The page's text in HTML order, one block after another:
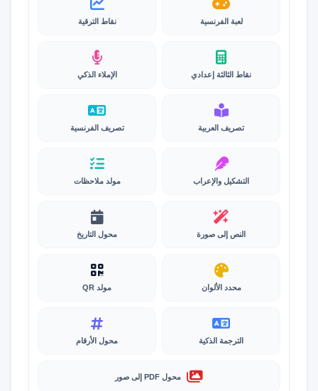
لعبة الفرنسية نقاط الترقية
نقاط الثالثة إعدادي الإملاء الذكي
تصريف العربية تصريف الفرنسية
التشكيل والإعراب مولد ملاحظات
النص إلى صورة محول التاريخ
محدد الألوان مولد QR
الترجمة الذكية محول الأرقام
محول PDF إلى صور